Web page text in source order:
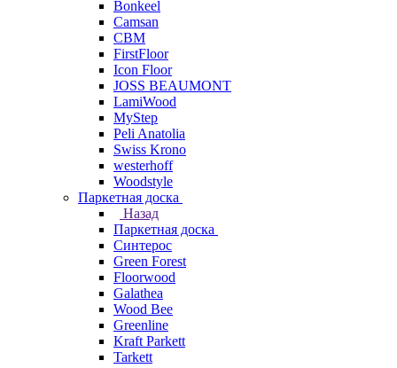
Bonkeel
Camsan
CBM
FirstFloor
Icon Floor
JOSS BEAUMONT
LamiWood
MyStep
Peli Anatolia
Swiss Krono
westerhoff
Woodstyle
Паркетная доска
Назад
Паркетная доска
Синтерос
Green Forest
Floorwood
Galathea
Wood Bee
Greenline
Kraft Parkett
Tarkett